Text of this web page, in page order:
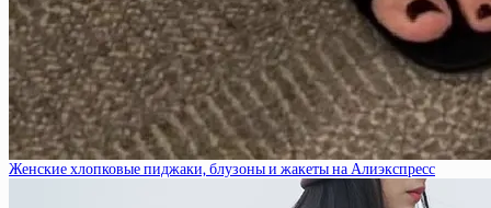
Женские хлопковые пиджаки, блузоны и жакеты на Алиэкспресс